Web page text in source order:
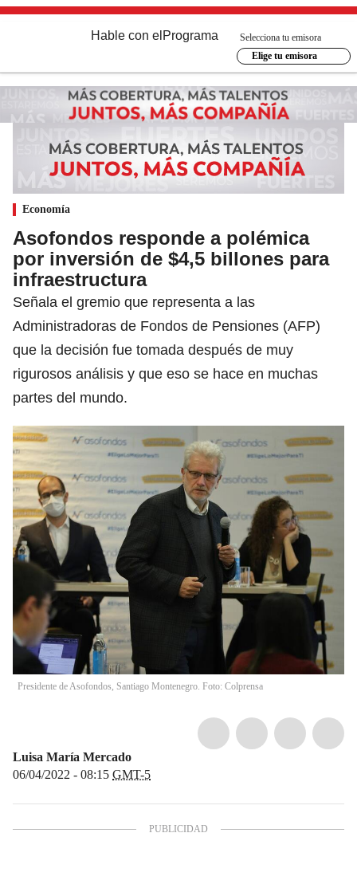
Hable con el Programa
Selecciona tu emisora
Elige tu emisora
Economía
Asofondos responde a polémica
por inversión de $4,5 billones para
infraestructura
Señala el gremio que representa a las
Administradoras de Fondos de Pensiones (AFP)
que la decisión fue tomada después de muy
rigurosos análisis y que eso se hace en muchas
partes del mundo.
Presidente de Asofondos, Santiago Montenegro. Foto: Colprensa
Luisa María Mercado
06/04/2022 - 08:15 GMT-5